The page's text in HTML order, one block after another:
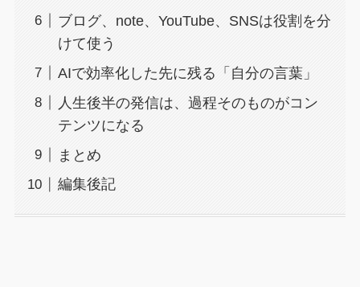
ブログ、note、YouTube、SNSは役割を分
けて使う
AIで効率化した先に残る「自分の言葉」
人生後半の発信は、過程そのものがコン
テンツになる
まとめ
編集後記